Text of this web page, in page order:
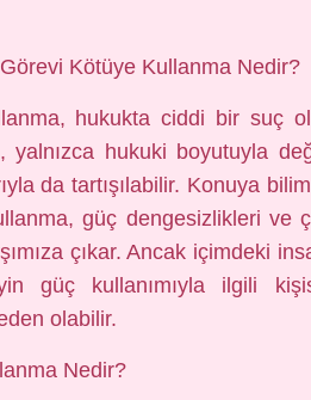
Kötüye Kullanma Nedir?
hukukta ciddi bir suç
yalnızca hukuki boyutuyla
da tartışılabilir. Konuya
güç dengesizlikleri ve
çıkar. Ancak içimdeki
güç kullanımıyla ilgili
olabilir.
Nedir?